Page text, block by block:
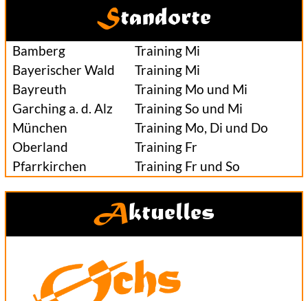
Standorte
Bamberg
Training Mi
Bayerischer Wald
Training Mi
Bayreuth
Training Mo und Mi
Garching a. d. Alz
Training So und Mi
München
Training Mo, Di und Do
Oberland
Training Fr
Pfarrkirchen
Training Fr und So
Aktuelles